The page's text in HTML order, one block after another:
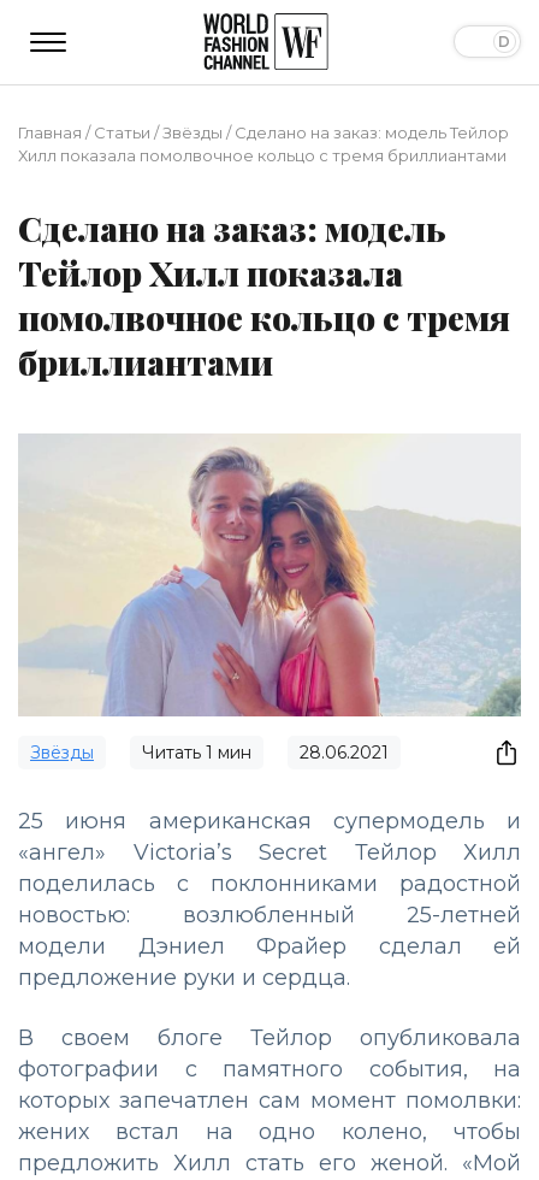
Главная /Статьи /Звёзды /Сделано на заказ: модель Тейлор
Хилл показала помолвочное кольцо с тремя бриллиантами
Сделано на заказ: модель
Тейлор Хилл показала
помолвочное кольцо с тремя
бриллиантами
Звёзды Читать 1 мин 28.06.2021
25 июня американская супермодель и
«ангел» Victoria’s Secret Тейлор Хилл
поделилась с поклонниками радостной
новостью: возлюбленный 25-летней
модели Дэниел Фрайер сделал ей
предложение руки и сердца.
В своем блоге Тейлор опубликовала
фотографии с памятного события, на
которых запечатлен сам момент помолвки:
жених встал на одно колено, чтобы
предложить Хилл стать его женой. «Мой